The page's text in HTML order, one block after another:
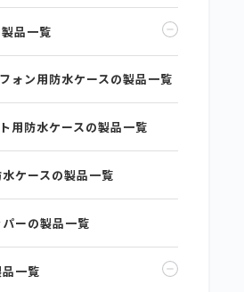
品一覧
ォン用防水ケースの製品一覧
用防水ケースの製品一覧
ケースの製品一覧
ーの製品一覧
一覧